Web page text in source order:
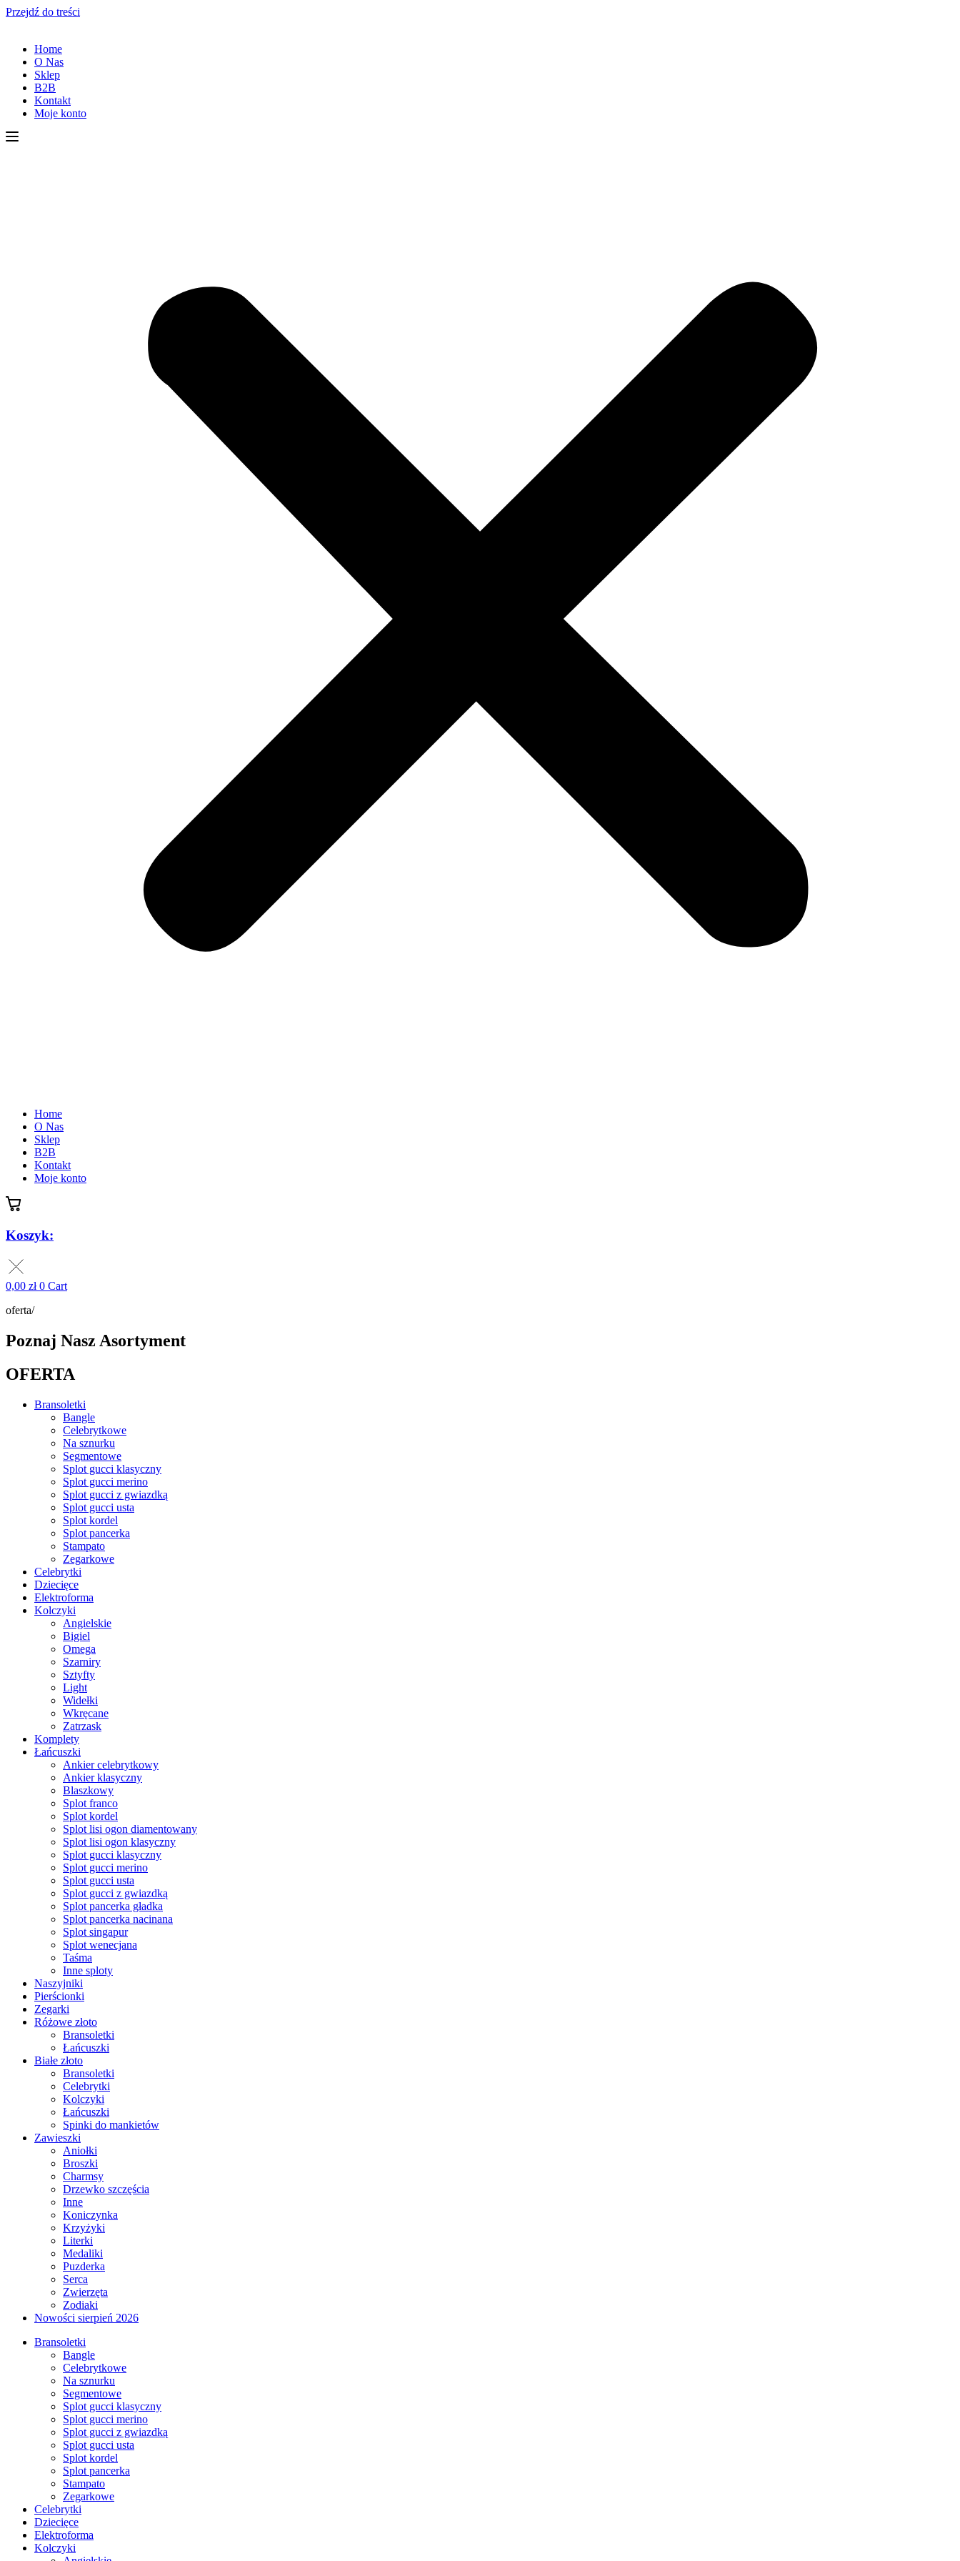
Przejdź do treści
Home
O Nas
Sklep
B2B
Kontakt
Moje konto
Home
O Nas
Sklep
B2B
Kontakt
Moje konto
Koszyk:
0,00 zł 0 Cart
oferta/
Poznaj Nasz Asortyment
OFERTA
Bransoletki
Bangle
Celebrytkowe
Na sznurku
Segmentowe
Splot gucci klasyczny
Splot gucci merino
Splot gucci z gwiazdką
Splot gucci usta
Splot kordel
Splot pancerka
Stampato
Zegarkowe
Celebrytki
Dziecięce
Elektroforma
Kolczyki
Angielskie
Bigiel
Omega
Szarniry
Sztyfty
Light
Widełki
Wkręcane
Zatrzask
Komplety
Łańcuszki
Ankier celebrytkowy
Ankier klasyczny
Blaszkowy
Splot franco
Splot kordel
Splot lisi ogon diamentowany
Splot lisi ogon klasyczny
Splot gucci klasyczny
Splot gucci merino
Splot gucci usta
Splot gucci z gwiazdką
Splot pancerka gładka
Splot pancerka nacinana
Splot singapur
Splot wenecjana
Taśma
Inne sploty
Naszyjniki
Pierścionki
Zegarki
Różowe złoto
Bransoletki
Łańcuszki
Białe złoto
Bransoletki
Celebrytki
Kolczyki
Łańcuszki
Spinki do mankietów
Zawieszki
Aniołki
Broszki
Charmsy
Drzewko szczęścia
Inne
Koniczynka
Krzyżyki
Literki
Medaliki
Puzderka
Serca
Zwierzęta
Zodiaki
Nowości sierpień 2026
Bransoletki
Bangle
Celebrytkowe
Na sznurku
Segmentowe
Splot gucci klasyczny
Splot gucci merino
Splot gucci z gwiazdką
Splot gucci usta
Splot kordel
Splot pancerka
Stampato
Zegarkowe
Celebrytki
Dziecięce
Elektroforma
Kolczyki